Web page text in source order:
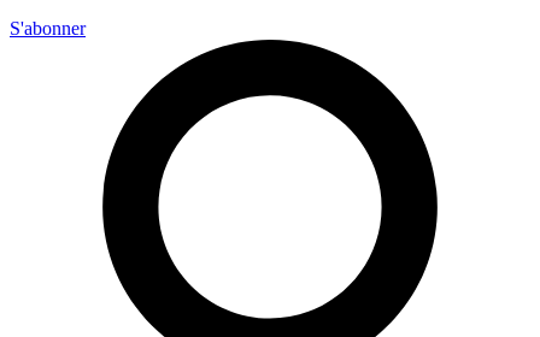
S'abonner